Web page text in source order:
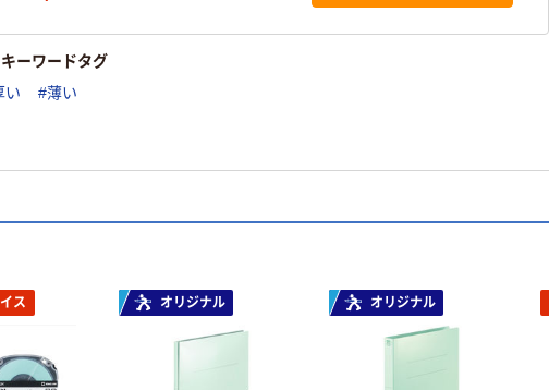
ーワードタグ
い #薄い
ス オリジナル オリジナル